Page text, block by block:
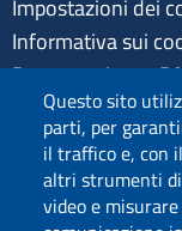
Questo sito
parti, per
il traffico e, con
altri strumenti
video e
Impostazioni dei
Informativa sui
Pagamenti
Privacy